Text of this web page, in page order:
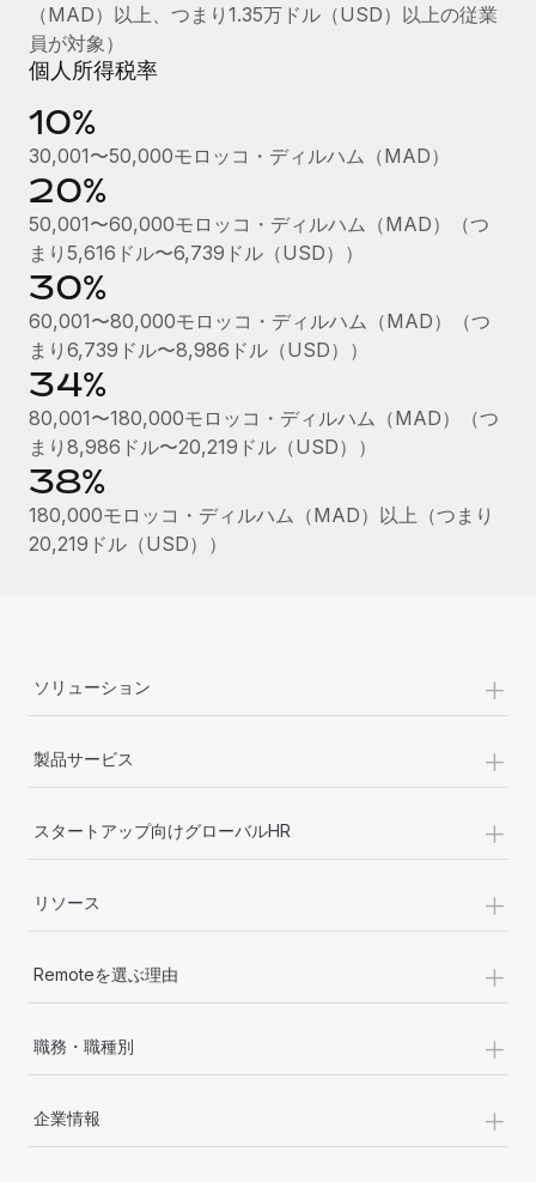
給与, 賃金は詐欺の特に魅力的な標的です。多額の資金がシステ
ム間で頻繁に移動しているためです。このため、自社のビジネス
を保護することは極めて重要です。...
詳細を見る
（MAD）以上、つまり1.35万ドル（USD）以上の従業
員が対象）
個人所得税率
10%
30,001〜50,000モロッコ・ディルハム（MAD）
20%
50,001〜60,000モロッコ・ディルハム（MAD）（つ
まり5,616ドル〜6,739ドル（USD））
30%
60,001〜80,000モロッコ・ディルハム（MAD）（つ
まり6,739ドル〜8,986ドル（USD））
34%
80,001〜180,000モロッコ・ディルハム（MAD）（つ
まり8,986ドル〜20,219ドル（USD））
38%
180,000モロッコ・ディルハム（MAD）以上（つまり
20,219ドル（USD））
ソリューション +
製品サービス +
スタートアップ向けグローバルHR +
リソース +
Remoteを選ぶ理由 +
職務・職種別 +
企業情報 +